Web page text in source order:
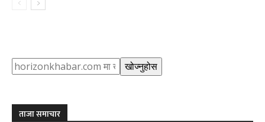
Search खोज्नुहोस
ताजा समाचार